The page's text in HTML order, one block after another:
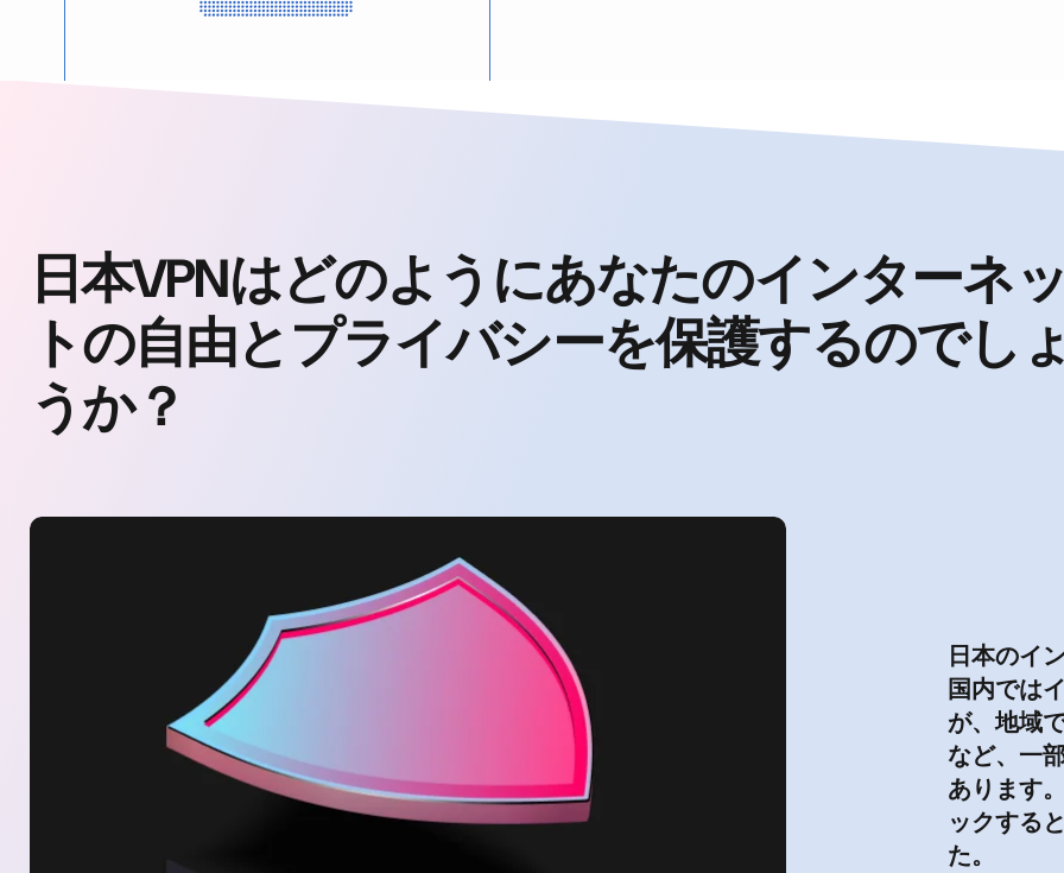
日本VPNはどのようにあなたのインターネ
トの自由とプライバシーを保護するのでし
うか？
日本のイ
国内では
が、地域
など、一
あります
ックする
た。